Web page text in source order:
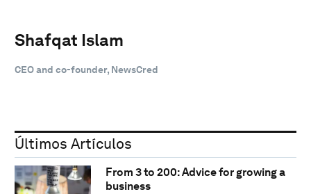
Shafqat Islam
CEO and co-founder, NewsCred
Últimos Artículos
From 3 to 200: Advice for growing a
business